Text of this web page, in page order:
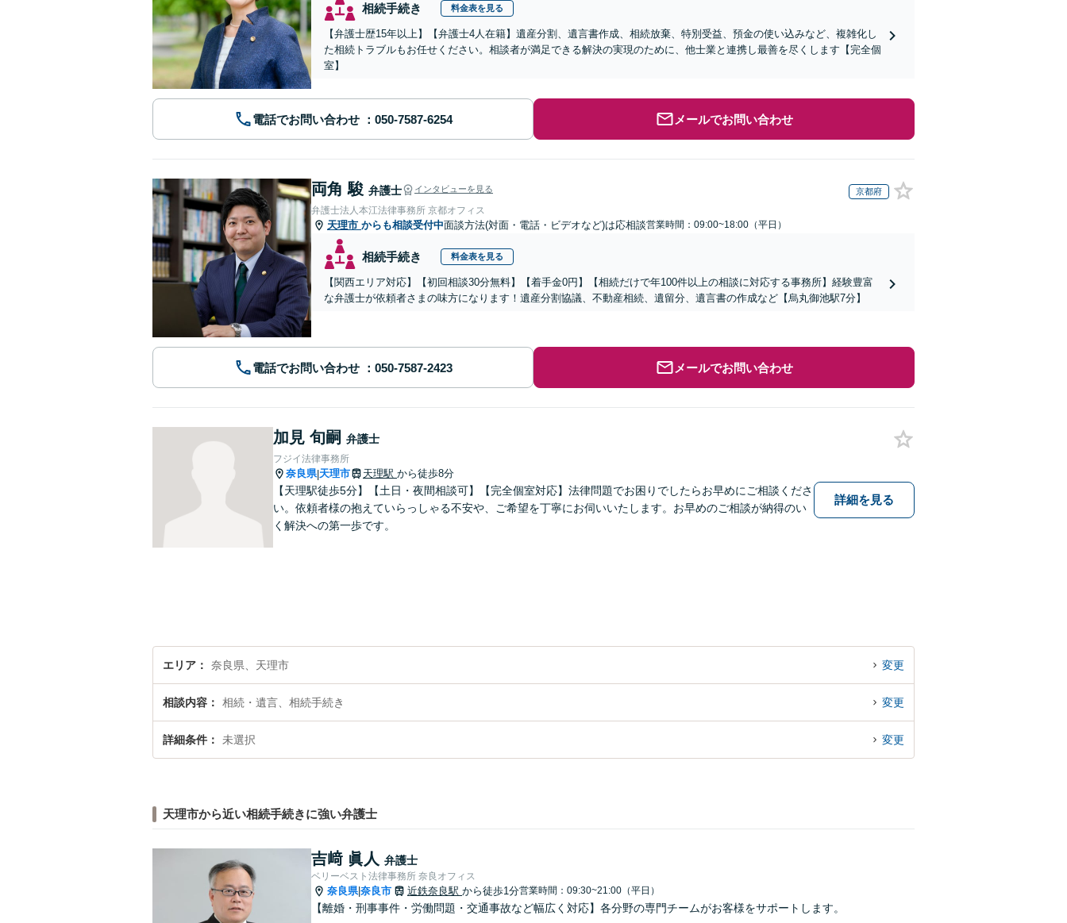
相続手続き 料金表を見る
【弁護士歴15年以上】【弁護士4人在籍】遺産分割、遺言書作成、相続放棄、特別受益、預金の使い込みなど、複雑化し
た相続トラブルもお任せください。相談者が満足できる解決の実現のために、他士業と連携し最善を尽くします【完全個
室】
電話でお問い合わせ メールでお問い合わせ
両角 駿 弁護士 インタビューを見る 京都府
弁護士法人本江法律事務所 京都オフィス
天理市 からも相談受付中面談方法(対面・電話・ビデオなど)は応相談営業時間：09:00~18:00（平日）
相続手続き 料金表を見る
【関西エリア対応】【初回相談30分無料】【着手金0円】【相続だけで年100件以上の相談に対応する事務所】経験豊富
な弁護士が依頼者さまの味方になります！遺産分割協議、不動産相続、遺留分、遺言書の作成など【烏丸御池駅7分】
電話でお問い合わせ メールでお問い合わせ
加見 旬嗣 弁護士
フジイ法律事務所
奈良県|天理市 天理駅 から徒歩8分
【天理駅徒歩5分】【土日・夜間相談可】【完全個室対応】法律問題でお困りでしたらお早めにご相談くださ
い。依頼者様の抱えていらっしゃる不安や、ご希望を丁寧にお伺いいたします。お早めのご相談が納得のい
く解決への第一歩です。
詳細を見る
エリア 奈良県、天理市 変更
相談内容 相続・遺言、相続手続き 変更
詳細条件 未選択 変更
天理市から近い相続手続きに強い弁護士
吉﨑 眞人 弁護士
ベリーベスト法律事務所 奈良オフィス
奈良県|奈良市 近鉄奈良駅 から徒歩1分営業時間：09:30~21:00（平日）
【離婚・刑事事件・労働問題・交通事故など幅広く対応】各分野の専門チームがお客様をサポートします。